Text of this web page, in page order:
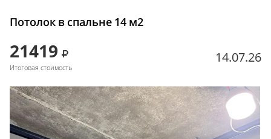
Потолок в спальне 14 м2
21419
Итоговая стоимость
14.07.26